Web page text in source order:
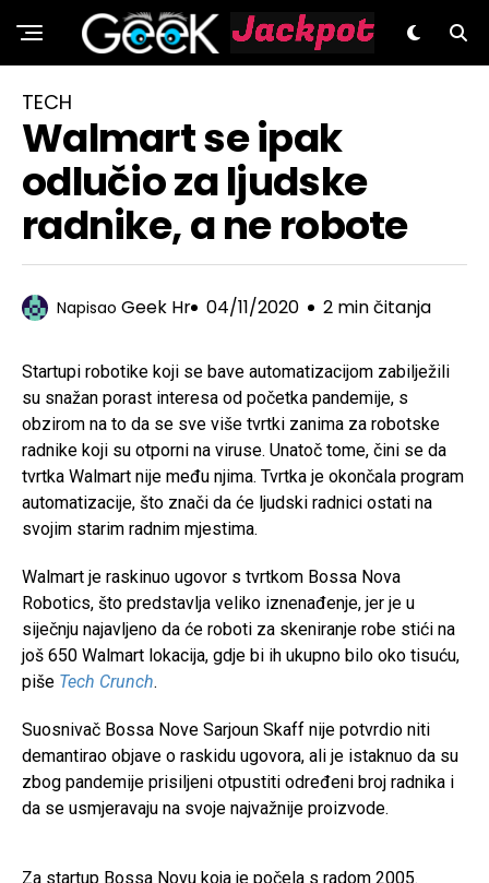
GeeK.hr
TECH
Walmart se ipak
odlučio za ljudske
radnike, a ne robote
Napisao Geek Hr 04/11/2020 2 min čitanja
Startupi robotike koji se bave automatizacijom zabilježili
su snažan porast interesa od početka pandemije, s
obzirom na to da se sve više tvrtki zanima za robotske
radnike koji su otporni na viruse. Unatoč tome, čini se da
tvrtka Walmart nije među njima. Tvrtka je okončala program
automatizacije, što znači da će ljudski radnici ostati na
svojim starim radnim mjestima.
Walmart je raskinuo ugovor s tvrtkom Bossa Nova
Robotics, što predstavlja veliko iznenađenje, jer je u
siječnju najavljeno da će roboti za skeniranje robe stići na
još 650 Walmart lokacija, gdje bi ih ukupno bilo oko tisuću,
piše Tech Crunch.
Suosnivač Bossa Nove Sarjoun Skaff nije potvrdio niti
demantirao objave o raskidu ugovora, ali je istaknuo da su
zbog pandemije prisiljeni otpustiti određeni broj radnika i
da se usmjeravaju na svoje najvažnije proizvode.
Za startup Bossa Novu koja je počela s radom 2005.